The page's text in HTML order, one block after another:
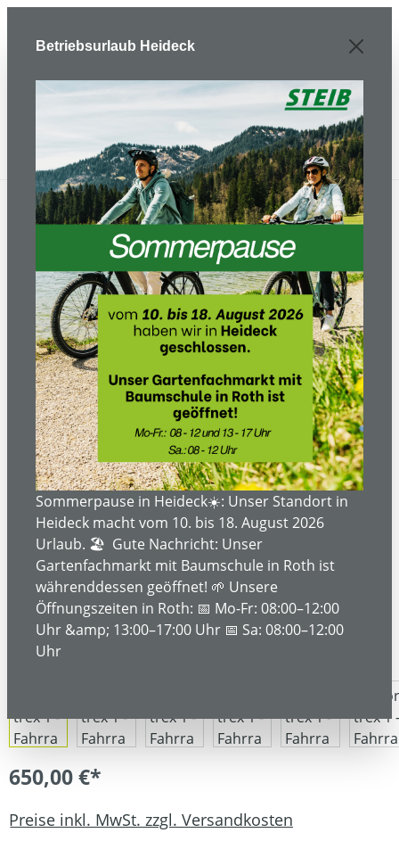
E-Bike/ Fahrrad
Zubehör & Ersatzteile
Fahrradanhänger
Sportrex 1 -
Fahrradanhänger - Lime
Green - Limited Edition
Bildergalerie überspringen
650,00 €*
Preise inkl. MwSt. zzgl. Versandkosten
Betriebsurlaub Heideck
Sommerpause in Heideck☀️: Unser Standort in
Heideck macht vom 10. bis 18. August 2026
Urlaub. 🏖️ Gute Nachricht: Unser
Gartenfachmarkt mit Baumschule in Roth ist
währenddessen geöffnet! 🌱 Unsere
Öffnungszeiten in Roth: 📅 Mo-Fr: 08:00–12:00
Uhr &amp; 13:00–17:00 Uhr 📅 Sa: 08:00–12:00
Uhr